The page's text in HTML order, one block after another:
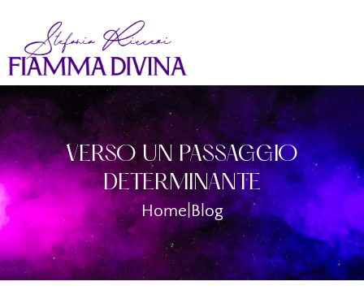
VERSO UN PASSAGGIO
DETERMINANTE
Home|Blog